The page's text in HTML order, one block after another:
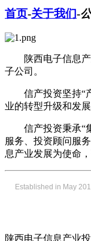
首页-关于我们-
陕西电子信息
子公司。
信产投资坚持“
业的转型升级和发
信产投资秉承“
服务、投资顾问服
息产业发展为使命
Established in May
陕西电子信息产业